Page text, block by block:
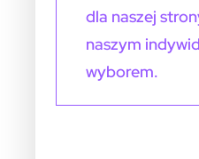
dla naszej
naszym
wyborem.